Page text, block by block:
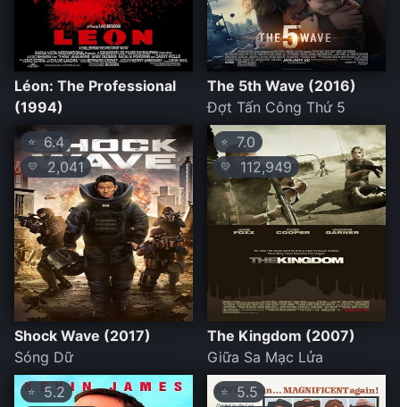
Léon: The Professional
(1994)
The 5th Wave (2016)
Đợt Tấn Công Thứ 5
⭐ 6.4
💛 2,041
Shock Wave (2017)
Sóng Dữ
⭐ 7.0
💛 112,949
The Kingdom (2007)
Giữa Sa Mạc Lửa
⭐ 5.2 ⭐ 5.5